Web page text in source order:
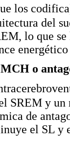
los
del
lo que
o
SREM y
de
el SL